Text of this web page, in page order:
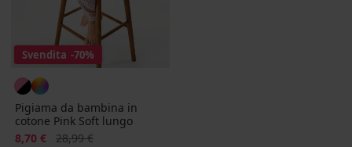
Svendita -70%
Pigiama da bambina in
cotone Pink Soft lungo
Sconto
8,70 € Prezzo originale
28,99 €